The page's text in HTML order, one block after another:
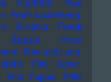
Fran
Frank Laufenberg
Sinatra
Frank
Zappa
Franz
Fred und Luna
Fritz Egner
Fritz Puppel
Fritzi